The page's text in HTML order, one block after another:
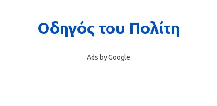
Ads by Google